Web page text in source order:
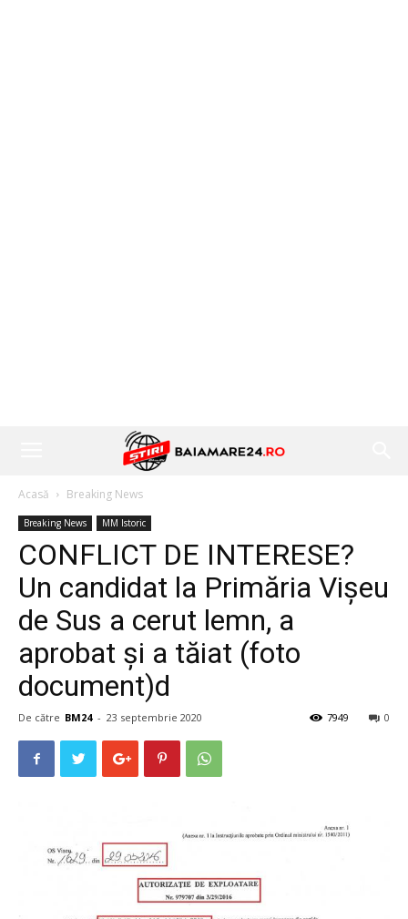
Acasă Breaking News
Breaking News MM Istoric
CONFLICT DE INTERESE?
Un candidat la Primăria Vișeu
de Sus a cerut lemn, a
aprobat și a tăiat (foto
document)d
De către BM24 - 23 septembrie 2020 0
7949